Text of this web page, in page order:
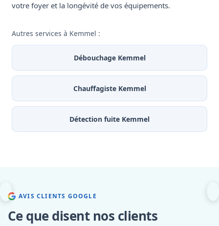
votre foyer et la longévité de vos équipements.
Autres services à Kemmel :
Débouchage Kemmel
Chauffagiste Kemmel
Détection fuite Kemmel
AVIS CLIENTS GOOGLE
Ce que disent nos clients